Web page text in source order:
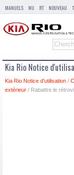
MANUELS NU RT NOUVEAU
Kia Rio Notice
Kia Rio Notice d'utilisation /
extérieur / Rabattre le